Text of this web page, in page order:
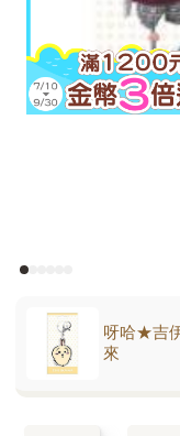
呀哈★吉
來